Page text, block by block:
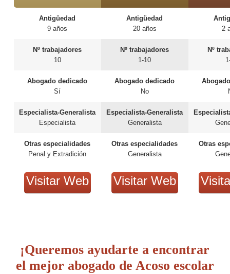
Antigüedad
9 años
Nº trabajadores
10
Abogado dedicado
Sí
Especialista-Generalista
Especialista
Otras especialidades
Penal y Extradición
Visitar Web
Antigüedad
20 años
Nº trabajadores
1-10
Abogado dedicado
No
Especialista-Generalista
Generalista
Otras especialidades
Generalista
Visitar Web
2
Nº
Otras
¡Queremos ayudarte a encontrar
el mejor abogado de Acoso escolar